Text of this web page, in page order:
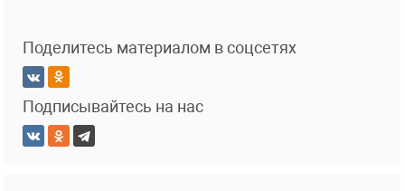
Поделитесь материалом в соцсетях
Подписывайтесь на нас